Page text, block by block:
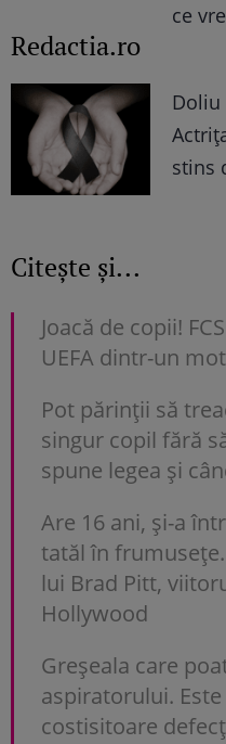
ce
Redactia.ro
Doliu
stins
Citește și...
Joacă de copii!
UEFA dintr-un
Pot părinții să
singur copil fără
spune legea și
Are 16 ani, și-a
tatăl în frumusețe.
lui Brad Pitt,
Hollywood
Greșeala care
aspiratorului.
costisitoare